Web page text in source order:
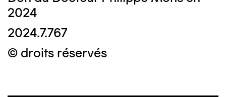
2024
2024.7.767
© droits réservés